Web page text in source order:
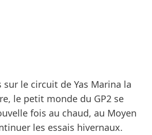
sur le circuit de Yas Marina la
le petit monde du GP2 se
fois au chaud, au Moyen
les essais hivernaux.